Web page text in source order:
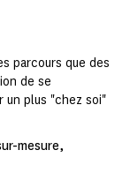
parcours que des
de se
un plus "chez soi"
mesure,